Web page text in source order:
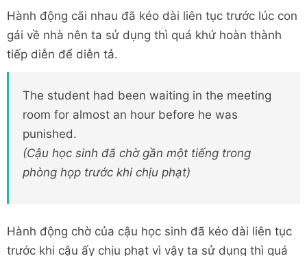
Hành động cãi nhau đã kéo dài liên tục trước lúc con
gái về nhà nên ta sử dụng thì quá khứ hoàn thành
tiếp diễn để diễn tả.
The student had been waiting in the meeting
room for almost an hour before he was
punished.
(Cậu học sinh đã chờ gần một tiếng trong
phòng họp trước khi chịu phạt)
Hành động chờ của cậu học sinh đã kéo dài liên tục
trước khi cậu ấy chịu phạt vì vậy ta sử dụng thì quá